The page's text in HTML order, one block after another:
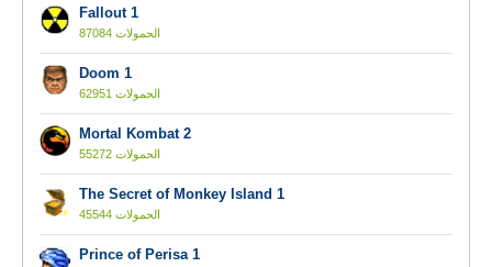
Fallout 1
87084 الحمولات
Doom 1
62951 الحمولات
Mortal Kombat 2
55272 الحمولات
The Secret of Monkey Island 1
45544 الحمولات
Prince of Perisa 1